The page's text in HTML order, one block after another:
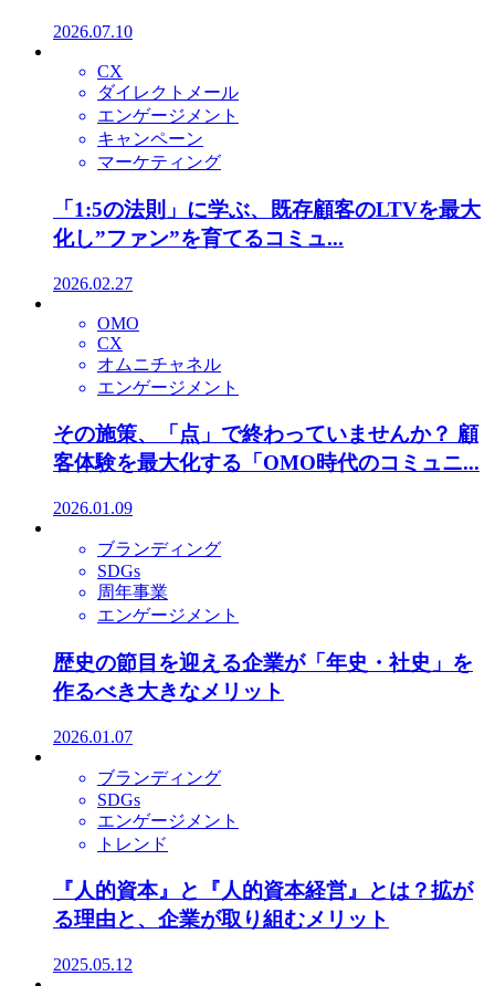
2026.07.10
CX
ダイレクトメール
エンゲージメント
キャンペーン
マーケティング
「1:5の法則」に学ぶ、既存顧客のLTVを最大
化し”ファン”を育てるコミュ...
2026.02.27
OMO
CX
オムニチャネル
エンゲージメント
その施策、「点」で終わっていませんか？ 顧
客体験を最大化する「OMO時代のコミュニ...
2026.01.09
ブランディング
SDGs
周年事業
エンゲージメント
歴史の節目を迎える企業が「年史・社史」を
作るべき大きなメリット
2026.01.07
ブランディング
SDGs
エンゲージメント
トレンド
『人的資本』と『人的資本経営』とは？拡が
る理由と、企業が取り組むメリット
2025.05.12